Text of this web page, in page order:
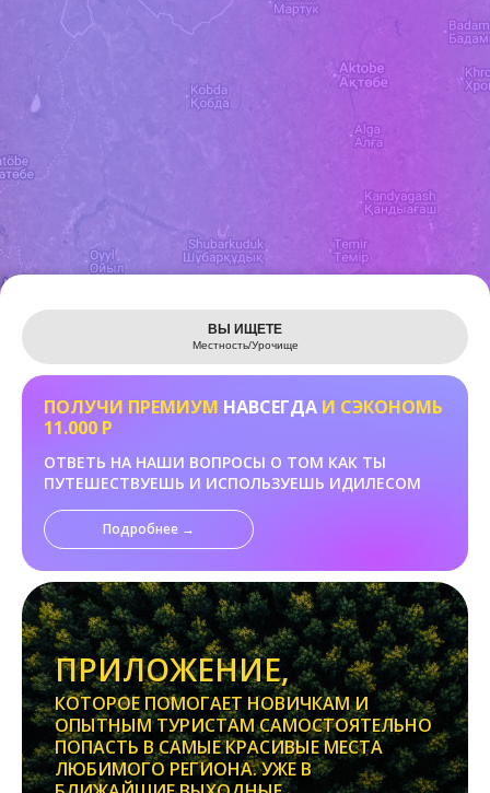
Leaflet
ВЫ ИЩЕТЕ
Местность/Урочище
ПОЛУЧИ ПРЕМИУМ НАВСЕГДА И СЭКОНОМЬ
11.000 Р
ОТВЕТЬ НА НАШИ ВОПРОСЫ О ТОМ КАК ТЫ
ПУТЕШЕСТВУЕШЬ И ИСПОЛЬЗУЕШЬ ИДИЛЕСОМ
Подробнее →
ПРИЛОЖЕНИЕ,
КОТОРОЕ ПОМОГАЕТ НОВИЧКАМ И
ОПЫТНЫМ ТУРИСТАМ САМОСТОЯТЕЛЬНО
ПОПАСТЬ В САМЫЕ КРАСИВЫЕ МЕСТА
ЛЮБИМОГО РЕГИОНА. УЖЕ В